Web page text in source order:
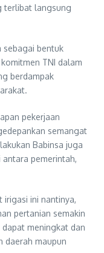
terlibat langsung
sebagai bentuk
TNI dalam
berdampak
pekerjaan
semangat
Babinsa juga
pemerintah,
irigasi ini nantinya,
pertanian semakin
meningkat dan
daerah maupun